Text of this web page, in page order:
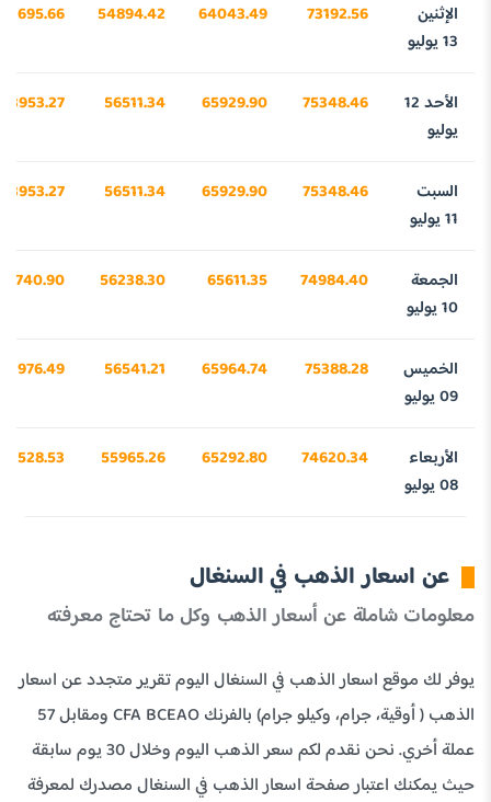
الإثنين
13 يوليو
73192.56
64043.49
54894.42
42695.66
الأحد 12
يوليو
75348.46
65929.90
56511.34
43953.27
السبت
11 يوليو
75348.46
65929.90
56511.34
43953.27
الجمعة
10 يوليو
74984.40
65611.35
56238.30
الخميس
09 يوليو
75388.28
65964.74
56541.21
43976.49
الأربعاء
08 يوليو
74620.34
65292.80
55965.26
43528.53
عن اسعار الذهب في السنغال
معلومات شاملة عن أسعار الذهب وكل ما تحتاج معرفته
يوفر لك موقع اسعار الذهب في السنغال اليوم تقرير متجدد عن اسعار
الذهب ( أوقية، جرام، وكيلو جرام) بالفرنك CFA BCEAO ومقابل 57
عملة أخري. نحن نقدم لكم سعر الذهب اليوم وخلال 30 يوم سابقة
حيث يمكنك اعتبار صفحة اسعار الذهب في السنغال مصدرك لمعرفة